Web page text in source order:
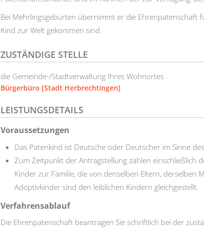
Bei Mehrlingsgeburten übernimmt er die Ehrenpatenschaft
Kind zur Welt gekommen sind.
ZUSTÄNDIGE STELLE
die Gemeinde-/Stadtverwaltung Ihres Wohnortes
Bürgerbüro [Stadt Herbrechtingen]
LEISTUNGSDETAILS
Voraussetzungen
Das Patenkind ist Deutsche oder Deutscher im Sinne
Zum Zeitpunkt der Antragstellung zählen einschließlich
Kinder zur Familie, die von denselben Eltern, derselben
Adoptivkinder sind den leiblichen Kindern gleichgestellt.
Verfahrensablauf
Die Ehrenpatenschaft beantragen Sie schriftlich bei der